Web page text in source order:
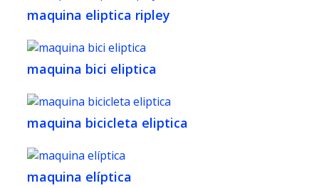
maquina eliptica ripley
maquina bici eliptica
maquina bicicleta eliptica
maquina elíptica